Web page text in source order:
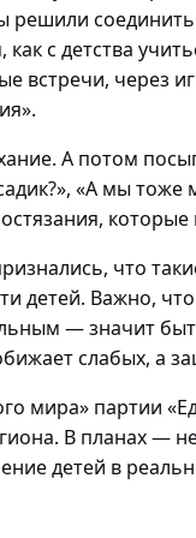
решили
с детства
встречи, через
А потом
«А мы тоже
, что
детей. Важно,
— значит
слабых, а
мира» партии
В планах —
детей в